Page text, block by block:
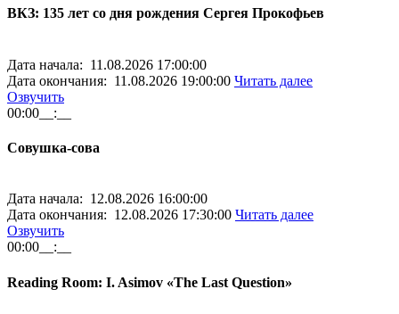
ВКЗ: 135 лет со дня рождения Сергея Прокофьев
Дата начала: 11.08.2026 17:00:00
Дата окончания: 11.08.2026 19:00:00 Читать далее
Озвучить
00:00 __:__
Совушка-сова
Дата начала: 12.08.2026 16:00:00
Дата окончания: 12.08.2026 17:30:00 Читать далее
Озвучить
00:00 __:__
Reading Room: I. Asimov «The Last Question»